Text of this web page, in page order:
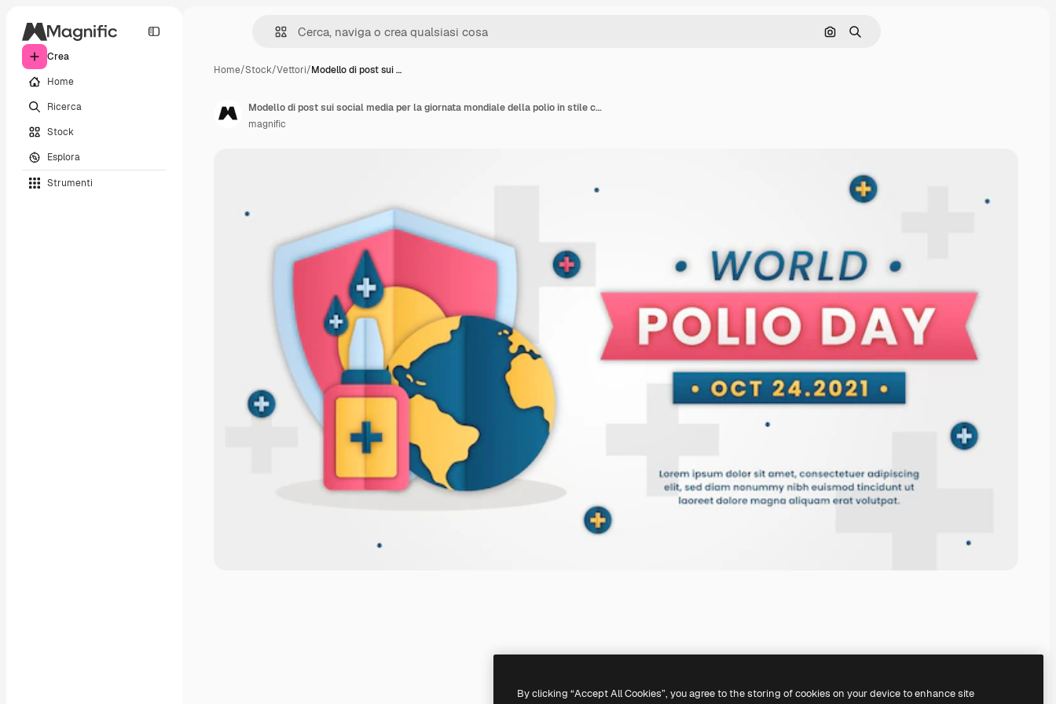
Crea
Home
Ricerca
Stock
Esplora
Strumenti
Cerca per immagine
Ricerca
Home/Stock/Vettori/Modello di post sui …
Modello di post sui social media per la giornata mondiale della polio in stile carta
magnific
By clicking “Accept All Cookies”, you agree to the storing of cookies on your device to enhance site